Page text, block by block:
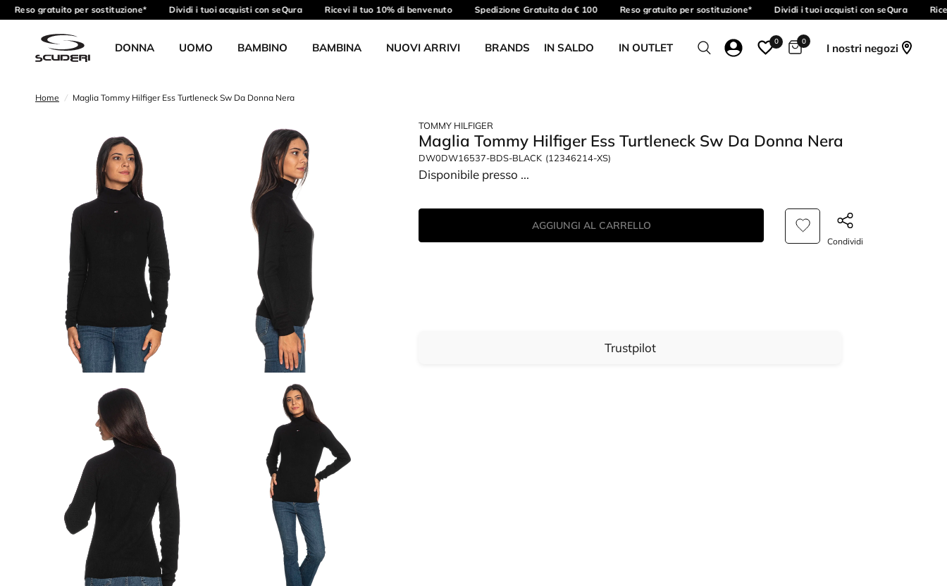
Reso gratuito per sostituzione* Dividi i tuoi acquisti con seQura Ricevi il tuo 10% di benvenuto Spedizione Gratuita da € 100 Reso gratuito per sostituzione* Dividi i tuoi acquisti con seQura
DONNA UOMO BAMBINO BAMBINA NUOVI ARRIVI BRANDS IN SALDO IN OUTLET 0 0
I nostri negozi
Home / Maglia Tommy Hilfiger Ess Turtleneck Sw Da Donna Nera
TOMMY HILFIGER
Maglia Tommy Hilfiger Ess Turtleneck Sw Da Donna Nera
DW0DW16537-BDS-BLACK (12346214-XS)
Disponibile presso ...
AGGIUNGI AL CARRELLO
Condividi
Trustpilot